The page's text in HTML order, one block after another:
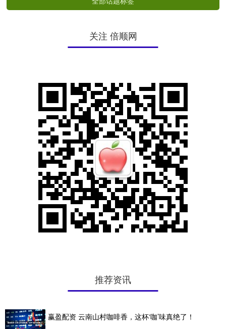
关注 倍顺网
推荐资讯
赢盈配资 云南山村咖啡香，这杯‘咖’味真绝了！